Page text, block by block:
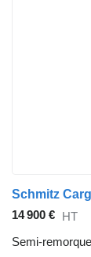
Schmitz
14 900 € HT
Semi-